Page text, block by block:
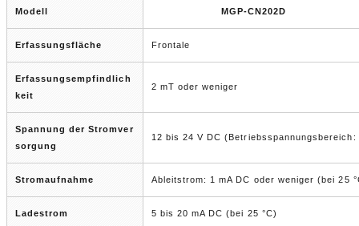
Modell MGP-CN202D
Erfassungsfläche Frontale
Erfassungsempfindlich
keit
2 mT oder weniger
Spannung der Stromver
sorgung
12 bis 24 V DC
Stromaufnahme Ableitstrom: 1 mA DC oder weniger (bei 25
Ladestrom 5 bis 20 mA DC (bei 25 °C)